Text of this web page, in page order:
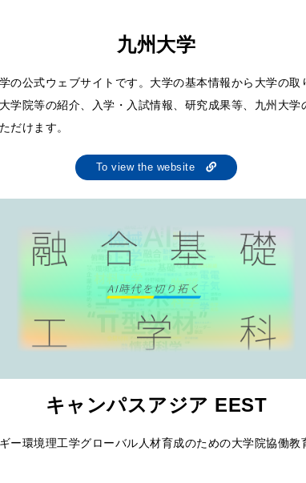
九州大学
の公式ウェブサイトです。大学の基本情報から大学の取
学院等の紹介、入学・入試情報、研究成果等、九州大学
だけます。
To view the website
キャンパスアジア EEST
ー環境理工学グローバル人材育成のための大学院協働教